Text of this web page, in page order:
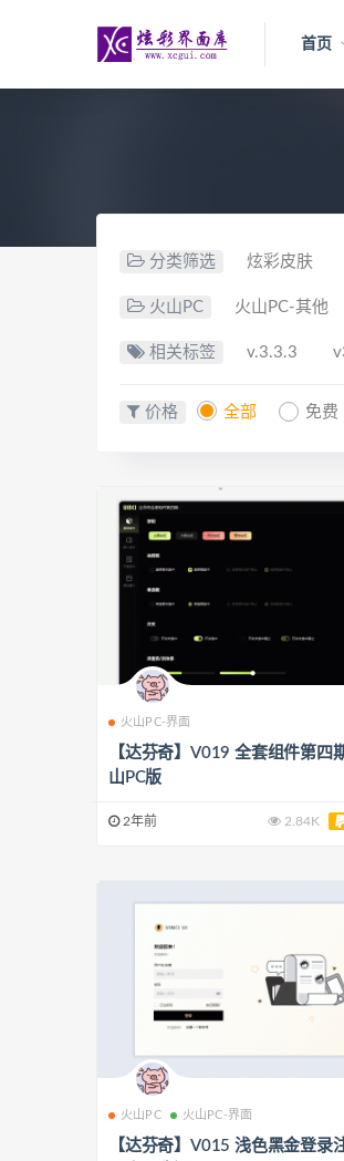
首页
分类筛选 炫彩皮肤
火山PC 火山PC-其他
相关标签 v.3.3.3
价格 全部 免费
火山PC-界面
【达芬奇】V019 全套组件第四
山PC版
2年前 2.84K
火山PC 火山PC-界面
【达芬奇】V015 浅色黑金登录